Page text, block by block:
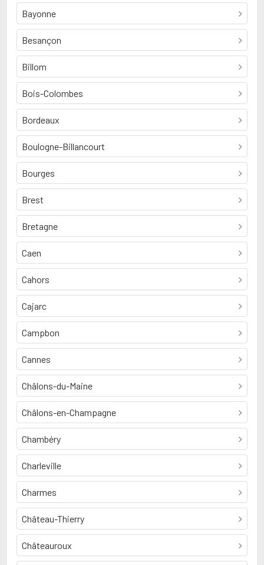
Bayonne
Besançon
Billom
Bois-Colombes
Bordeaux
Boulogne-Billancourt
Bourges
Brest
Bretagne
Caen
Cahors
Cajarc
Campbon
Cannes
Châlons-du-Maine
Châlons-en-Champagne
Chambéry
Charleville
Charmes
Château-Thierry
Châteauroux